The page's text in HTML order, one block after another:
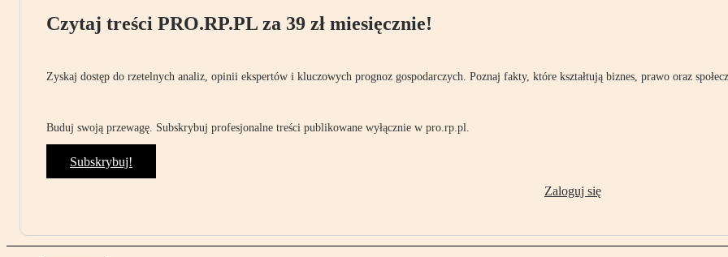
Czytaj treści PRO.RP.PL za 39 zł miesięcznie!
Zyskaj dostęp do rzetelnych analiz, opinii ekspertów i kluczowych prognoz gospodarczych. Poznaj fakty, które kształtują biznes, prawo oraz
Buduj swoją przewagę. Subskrybuj profesjonalne treści publikowane wyłącznie w pro.rp.pl.
Subskrybuj!
Zaloguj się